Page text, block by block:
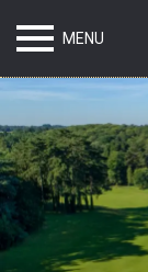
MENU